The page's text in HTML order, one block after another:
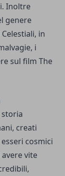
Inoltre
genere
in
i
sul film The
creati
cosmici
vite